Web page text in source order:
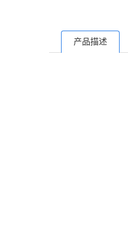
产品描述